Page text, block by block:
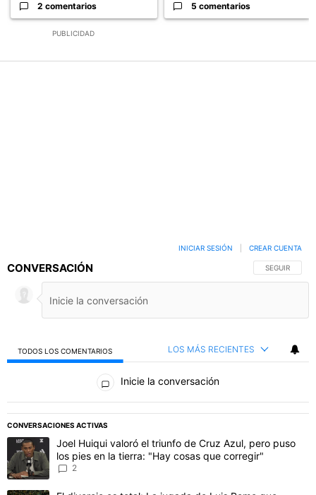
PUBLICIDAD
2 comentarios 5 comentarios
CONVERSACIÓN SIGA ESTA
SEGUIR
INICIAR SESIÓN CREAR CUENTA
TODOS LOS COMENTARIOS LOS MÁS RECIENTES
Todos los comentarios
Inicie la conversación
CONVERSACIONES ACTIVAS